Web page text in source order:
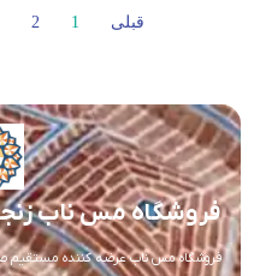
قبلی 1
2
فروشگاه مس ناب
فروشگاه مس ناب عرضه کننده مستقیم